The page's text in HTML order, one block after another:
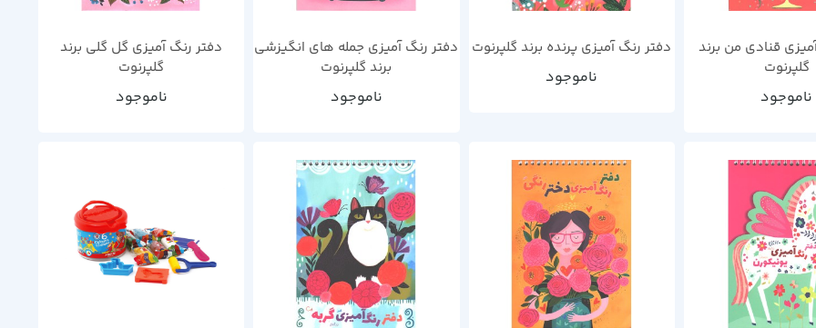
قنادی من برند
گلپرنوت
ناموجود
دفتر رنگ آمیزی پرنده برند گلپرنوت
ناموجود
دفتر رنگ آمیزی جمله های انگیزشی
برند گلپرنوت
ناموجود
دفتر رنگ آمیزی گل گلی برند
گلپرنوت
ناموجود